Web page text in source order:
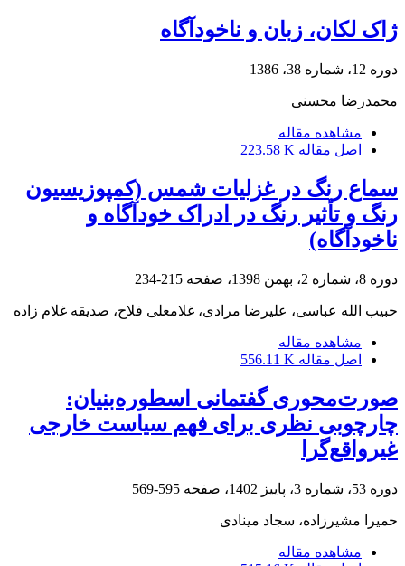
ژاک لکان، زبان و ناخودآگاه
دوره 12، شماره 38، 1386
محمدرضا محسنی
مشاهده مقاله
اصل مقاله 223.58 K
سماع رنگ در غزلیات شمس (کمپوزیسیون
رنگ و تأثیر رنگ در ادراک خودآگاه و
ناخودآگاه)
دوره 8، شماره 2، بهمن 1398، صفحه 215-234
حبیب الله عباسی، علیرضا مرادی، غلامعلی فلاح، صدیقه غلام زاده
مشاهده مقاله
اصل مقاله 556.11 K
صورت‌محوری گفتمانی اسطوره‌بنیان:
چارچوبی نظری برای فهم سیاست خارجی
غیرواقع‌گرا
دوره 53، شماره 3، پاییز 1402، صفحه 595-569
حمیرا مشیرزاده، سجاد مینادی
مشاهده مقاله